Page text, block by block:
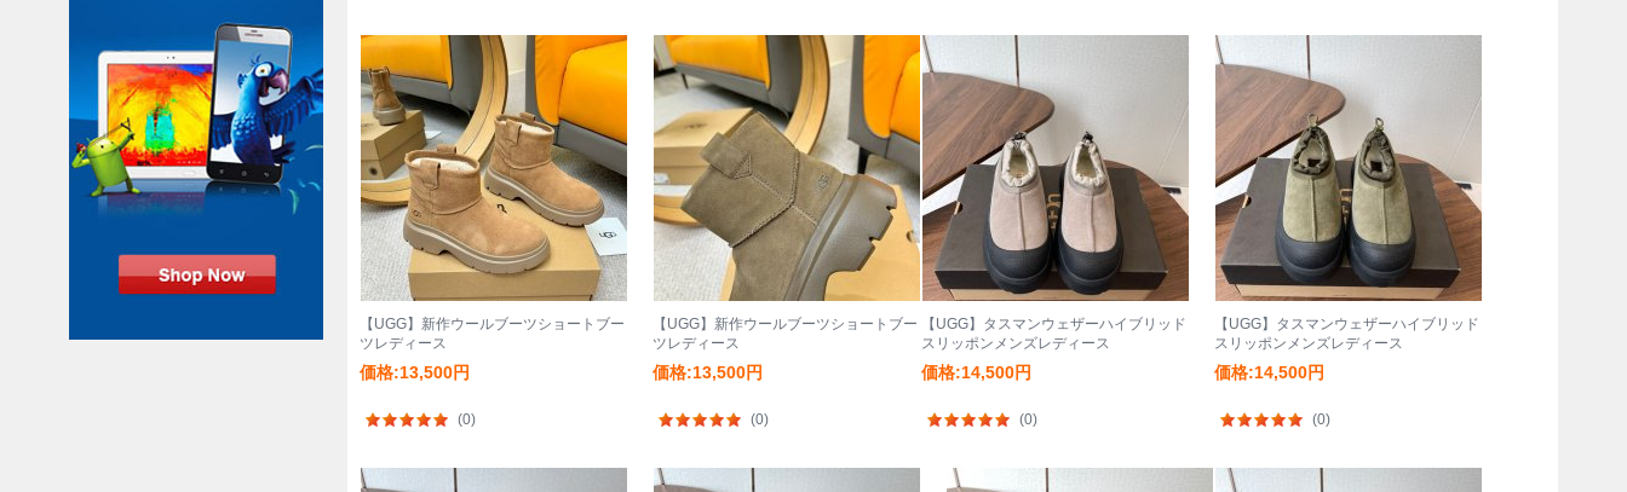
【UGG】新作ウールブーツショートブー
ツレディース
価格:13,500円
(0)
【UGG】新作ウールブーツショートブー
ツレディース
価格:13,500円
(0)
【UGG】タスマンウェザーハイブリッド
スリッポンメンズレディース
価格:14,500円
(0)
【UGG】タスマンウェザーハイブリッド
スリッポンメンズレディース
価格:14,500円
(0)